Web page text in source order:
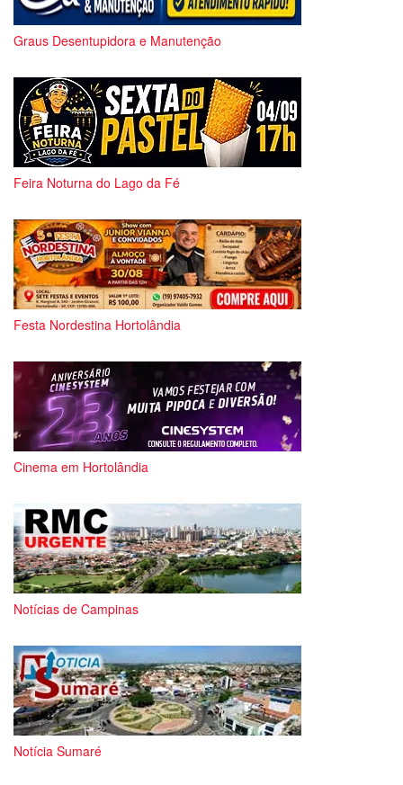
Graus Desentupidora e Manutenção
Feira Noturna do Lago da Fé
Festa Nordestina Hortolândia
Cinema em Hortolândia
Notícias de Campinas
Notícia Sumaré